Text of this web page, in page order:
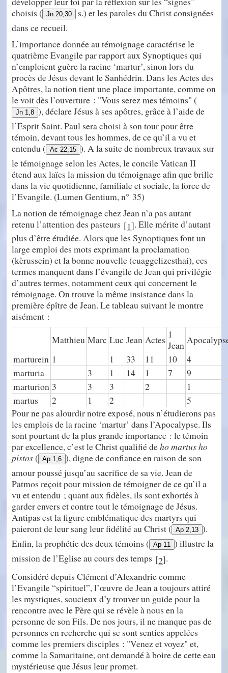
choisis ( Jn 20,30
s.) et les paroles du Christ consignées
dans ce recueil.
L’importance donnée au témoignage caractérise le
quatrième Evangile par rapport aux Synoptiques qui
n’emploient guère la racine ‘martur’, sinon lors du
procès de Jésus devant le Sanhédrin. Dans les Actes des
Apôtres, la notion tient une place importante, comme on
le voit dès l’ouverture : "Vous serez mes témoins" (
Jn 1,8 ), déclare Jésus à ses apôtres, grâce à l’aide de
l’Esprit Saint. Paul sera choisi à son tour pour être
témoin, devant tous les hommes, de ce qu’il a vu et
entendu ( Ac 22,15 ). A la suite de nombreux travaux sur
le témoignage selon les Actes, le concile Vatican II
étend aux laïcs la mission du témoignage afin que brille
dans la vie quotidienne, familiale et sociale, la force de
l’Evangile. (Lumen Gentium, n° 35)
La notion de témoignage chez Jean n’a pas autant
retenu l’attention des pasteurs [1]. Elle mérite d’autant
plus d’être étudiée. Alors que les Synoptiques font un
large emploi des mots exprimant la proclamation
(kèrussein) et la bonne nouvelle (euaggelizesthai), ces
termes manquent dans l’évangile de Jean qui privilégie
d’autres termes, notamment ceux qui concernent le
témoignage. On trouve la même insistance dans la
première épître de Jean. Le tableau suivant le montre
aisément :
Matthieu Marc Luc Jean Actes 1
Jean
marturein 1 1 33 11 10
4
marturia
3 1 14 1 7
9
marturion 3 3 3 2
1
martus
2 1 2
5
Pour ne pas alourdir notre exposé, nous n’étudierons pas
les emplois de la racine ‘martur’ dans l’Apocalypse. Ils
sont pourtant de la plus grande importance : le témoin
par excellence, c’est le Christ qualifié deho martus ho
pistos( Ap 1,6 ), digne de confiance en raison de son
amour poussé jusqu’au sacrifice de sa vie. Jean de
Patmos reçoit pour mission de témoigner de ce qu’il a
vu et entendu ; quant aux fidèles, ils sont exhortés à
garder envers et contre tout le témoignage de Jésus.
Antipas est la figure emblématique des martyrs qui
paieront de leur sang leur fidélité au Christ ( Ap 2,13 ).
Enfin, la prophétie des deux témoins ( Ap 11
) illustre la
mission de l’Eglise au cours des temps [2].
Considéré depuis Clément d’Alexandrie comme
l’Evangile “spirituel”, l’œuvre de Jean a toujours attiré
les mystiques, soucieux d’y trouver un guide pour la
rencontre avec le Père qui se révèle à nous en la
personne de son Fils. De nos jours, il ne manque pas de
personnes en recherche qui se sont senties appelées
comme les premiers disciples : "Venez et voyez" et,
comme la Samaritaine, ont demandé à boire de cette eau
mystérieuse que Jésus leur promet.